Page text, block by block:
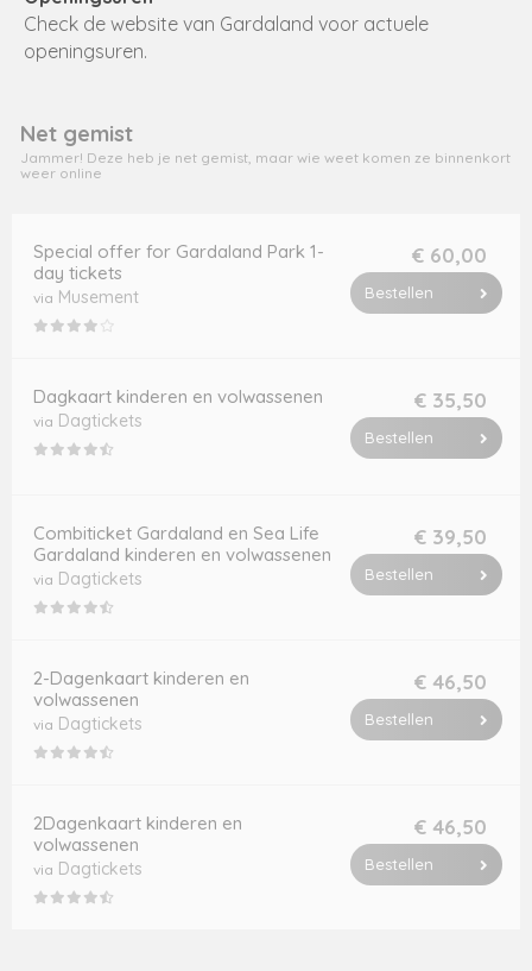
Check de website van Gardaland voor actuele
openingsuren.
Net gemist
Jammer! Deze heb je net gemist, maar wie weet komen ze binnenkort
weer online
Special offer for Gardaland Park 1-
day tickets
via Musement
€ 60,00
Bestellen
Dagkaart kinderen en volwassenen
via Dagtickets
€ 35,50
Bestellen
Combiticket Gardaland en Sea Life
Gardaland kinderen en volwassenen
via Dagtickets
€ 39,50
Bestellen
2-Dagenkaart kinderen en
volwassenen
via Dagtickets
€ 46,50
Bestellen
2Dagenkaart kinderen en
volwassenen
via Dagtickets
€ 46,50
Bestellen